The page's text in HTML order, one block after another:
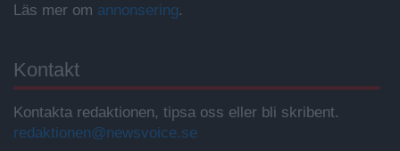
Läs mer om annonsering.
Kontakt
Kontakta redaktionen, tipsa oss eller bli skribent.
redaktionen@newsvoice.se